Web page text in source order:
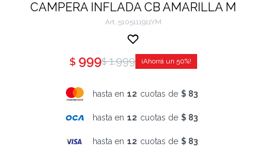
CAMPERA INFLADA CB AMARILLA M
5105111911YM
$ 999$ 1.999 50
hasta en 12 cuotas de $ 83
hasta en 12 cuotas de $ 83
hasta en 12 cuotas de $ 83